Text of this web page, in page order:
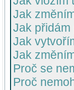
Jak
Jak přidám
Jak
Jak
Proč se
Proč